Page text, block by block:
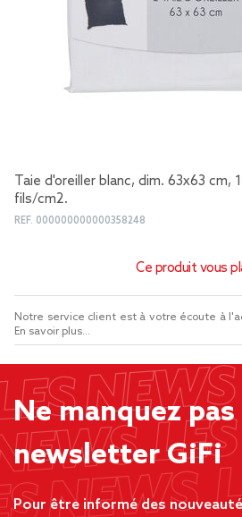
Taie d'oreiller blanc, dim. 63x63 cm,
fils/cm2.
REF. 000000000000358248
Ce produit vous
Notre service client est à votre écoute à
En savoir plus...
Ne manquez pas
newsletter GiFi
Pour être informé des